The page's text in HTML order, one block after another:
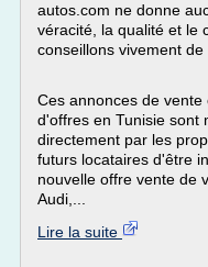
autos.com ne donne
véracité, la qualité et le
conseillons vivement
Ces annonces de
d'offres en Tunisie sont
directement par les
futurs locataires d'être
nouvelle offre vente de
Audi,...
Lire la suite